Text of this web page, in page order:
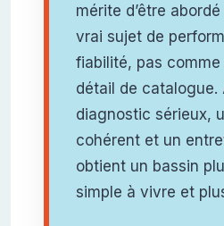
mérite d’être
vrai sujet de
fiabilité, pas comme
détail de catalogue.
diagnostic sérieux,
cohérent et un
obtient un bassin
simple à vivre et